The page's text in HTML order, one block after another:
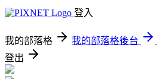
登入
我的部落格 我的部落格後台
登出